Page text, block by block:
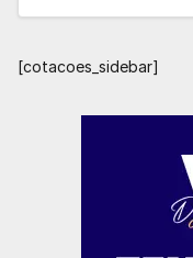
[cotacoes_sidebar]